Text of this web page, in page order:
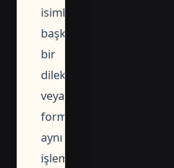
isimli
başka
bir
dilekçe
veya
form
aynı
işlem